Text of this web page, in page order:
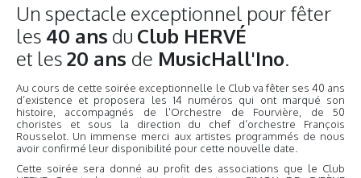
Un spectacle exceptionnel pour fêter
les 40 ans du Club HERVÉ
et les20 ans de MusicHall'Ino.
Au cours de cette soirée exceptionnelle le Club va fêter ses 40 ans
d’existence et proposera les 14 numéros qui ont marqué son
histoire, accompagnés de l'Orchestre de Fourvière, de 50
choristes et sous la direction du chef d’orchestre François
Rousselot. Un immense merci aux artistes programmés de nous
avoir confirmé leur disponibilité pour cette nouvelle date.
Cette soirée sera donné au profit des associations que le Club